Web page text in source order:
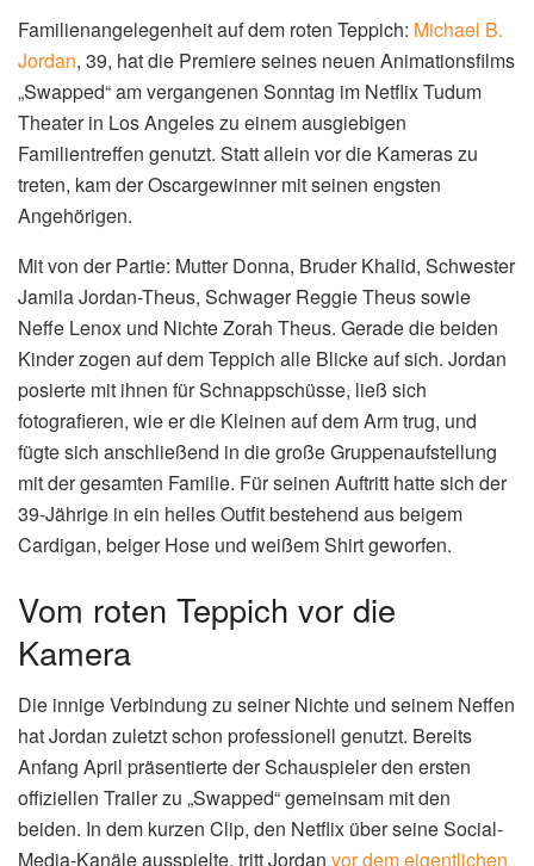
Familienangelegenheit auf dem roten Teppich: Michael B.
Jordan, 39, hat die Premiere seines neuen Animationsfilms
„Swapped“ am vergangenen Sonntag im Netflix Tudum
Theater in Los Angeles zu einem ausgiebigen
Familientreffen genutzt. Statt allein vor die Kameras zu
treten, kam der Oscargewinner mit seinen engsten
Angehörigen.
Mit von der Partie: Mutter Donna, Bruder Khalid, Schwester
Jamila Jordan-Theus, Schwager Reggie Theus sowie
Neffe Lenox und Nichte Zorah Theus. Gerade die beiden
Kinder zogen auf dem Teppich alle Blicke auf sich. Jordan
posierte mit ihnen für Schnappschüsse, ließ sich
fotografieren, wie er die Kleinen auf dem Arm trug, und
fügte sich anschließend in die große Gruppenaufstellung
mit der gesamten Familie. Für seinen Auftritt hatte sich der
39-Jährige in ein helles Outfit bestehend aus beigem
Cardigan, beiger Hose und weißem Shirt geworfen.
Vom roten Teppich vor die
Kamera
Die innige Verbindung zu seiner Nichte und seinem Neffen
hat Jordan zuletzt schon professionell genutzt. Bereits
Anfang April präsentierte der Schauspieler den ersten
offiziellen Trailer zu „Swapped“ gemeinsam mit den
beiden. In dem kurzen Clip, den Netflix über seine Social-
Media-Kanäle ausspielte, tritt Jordan vor dem eigentlichen